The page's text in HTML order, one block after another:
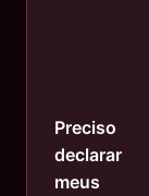
Preciso
declarar
meus